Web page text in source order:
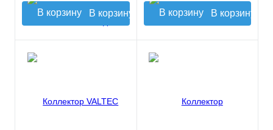
В корзину В корзину